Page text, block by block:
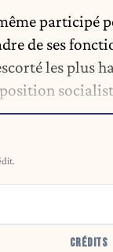
participé
de ses
les plus
CRÉDITS